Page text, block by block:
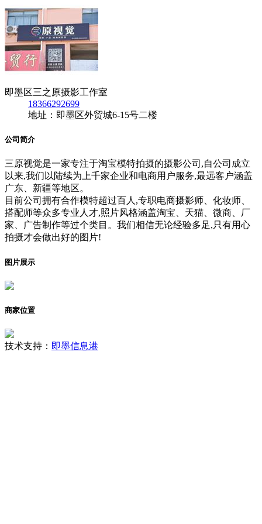
即墨区三之原摄影工作室
18366292699
地址：即墨区外贸城6-15号二楼
公司简介
三原视觉是一家专注于淘宝模特拍摄的摄影公司,自公司成立
以来,我们以陆续为上千家企业和电商用户服务,最远客户涵盖
广东、新疆等地区。
目前公司拥有合作模特超过百人,专职电商摄影师、化妆师、
搭配师等众多专业人才,照片风格涵盖淘宝、天猫、微商、厂
家、广告制作等过个类目。我们相信无论经验多足,只有用心
拍摄才会做出好的图片!
图片展示
商家位置
技术支持： 即墨信息港